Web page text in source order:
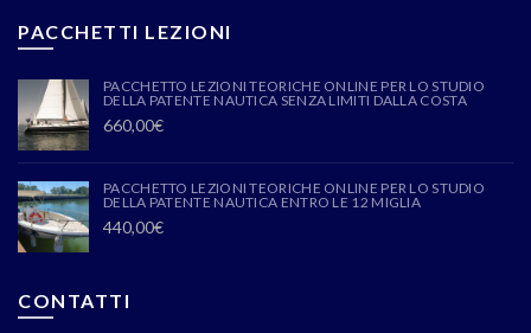
PACCHETTI LEZIONI
PACCHETTO LEZIONI TEORICHE ONLINE PER LO STUDIO
DELLA PATENTE NAUTICA SENZA LIMITI DALLA COSTA
660,00€
PACCHETTO LEZIONI TEORICHE ONLINE PER LO STUDIO
DELLA PATENTE NAUTICA ENTRO LE 12 MIGLIA
440,00€
CONTATTI